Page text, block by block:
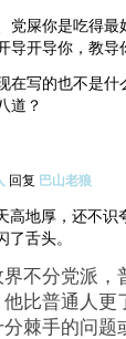
党屎你是吃得最
导开导你，教
在写的也不是什
道？
回复 巴山老狼
高地厚，还不识
了舌头。
界不分党派，
他比普通人
棘手的问题